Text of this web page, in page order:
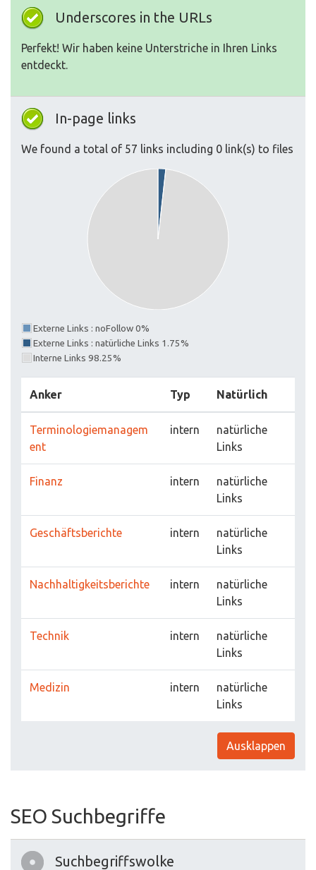
Underscores in the URLs
Perfekt! Wir haben keine Unterstriche in Ihren Links
entdeckt.
In-page links
We found a total of 57 links including 0 link(s) to files
Externe Links : noFollow 0%
Externe Links : natürliche Links 1.75%
Interne Links 98.25%
Anker Typ Natürlich
Terminologiemanagem
ent
intern
natürliche
Links
Finanz intern
natürliche
Links
Geschäftsberichte intern
natürliche
Links
Nachhaltigkeitsberichte intern
natürliche
Links
Technik intern
natürliche
Links
Medizin intern
natürliche
Links
Ausklappen
SEO Suchbegriffe
Suchbegriffswolke